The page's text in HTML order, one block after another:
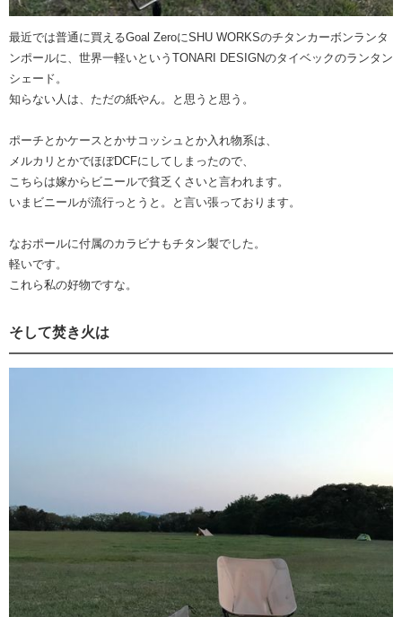
最近では普通に買えるGoal ZeroにSHU WORKSのチタンカーボンランタ
ンポールに、世界一軽いというTONARI DESIGNのタイベックのランタン
シェード。
知らない人は、ただの紙やん。と思うと思う。
ポーチとかケースとかサコッシュとか入れ物系は、
メルカリとかでほぼDCFにしてしまったので、
こちらは嫁からビニールで貧乏くさいと言われます。
いまビニールが流行っとうと。と言い張っております。
なおポールに付属のカラビナもチタン製でした。
軽いです。
これら私の好物ですな。
そして焚き火は